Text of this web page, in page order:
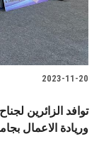
2023-11-20
وريادة الاعمال